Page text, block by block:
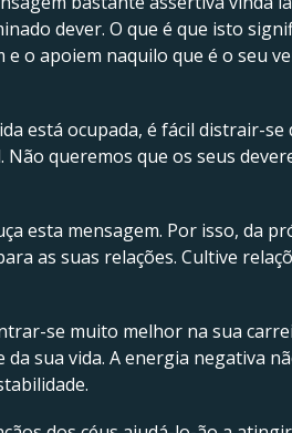
dever. O que é que isto
o apoiem naquilo que é o seu
está ocupada, é fácil distrair-se
queremos que os seus
esta mensagem. Por isso, da
as suas relações. Cultive
se muito melhor na sua
da sua vida. A energia negativa